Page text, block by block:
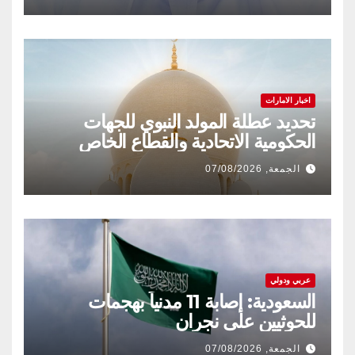
اخبار الامارات
تحديد عطلة المولد النبوي للجهات
الحكومية الاتحادية والقطاع الخاص
الجمعة, 07/08/2026
عربي ودولي
السعودية: إصابة 11 مدنياً بهجمات
للحوثيين على نجران
الجمعة, 07/08/2026